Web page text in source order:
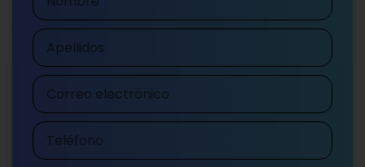
Apellidos
Correo
electrónico
Teléfono